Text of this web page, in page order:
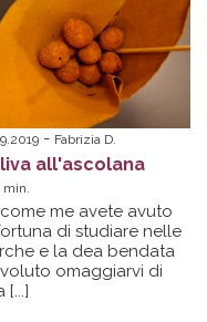
Fabrizia D.
all'ascolana
min.
me avete avuto
di studiare nelle
e la dea bendata
omaggiarvi di
[...]